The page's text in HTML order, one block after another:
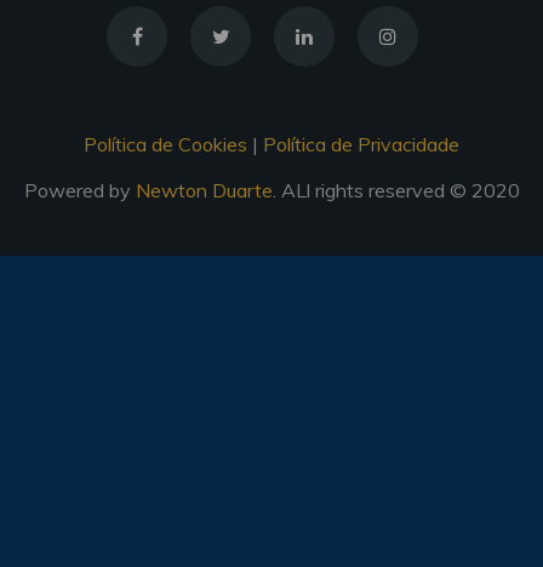
Política de Cookies | Política de Privacidade
Powered by Newton Duarte. ALl rights reserved © 2020